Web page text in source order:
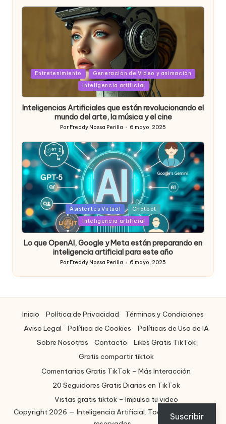
Posted
Entretenimiento
Generación de Video y animación
Inteligencia artificial
Inteligencias Artificiales que están revolucionando el
mundo del arte, la música y el cine
Publicado
Por Freddy Nossa Perilla 6 mayo, 2025
Posted
in
Asistentes Virtual
Chatbot
Inteligencia artificial
Lo que OpenAI, Google y Meta están preparando en
inteligencia artificial para este año
Publicado
por
Por Freddy Nossa Perilla 6 mayo, 2025
Inicio Política de Privacidad
Términos y Condiciones
Aviso Legal
Política de Cookies
Políticas de Uso de IA
Sobre Nosotros
Contacto
Likes Gratis TikTok
Gratis compartir tiktok
Comentarios Gratis TikTok – Más Interacción
20 Seguidores Gratis Diarios en TikTok
Vistas gratis tiktok – Impulsa tu video
Copyright 2026 — Inteligencia Artificial. Todos los derechos
Suscribir
ES